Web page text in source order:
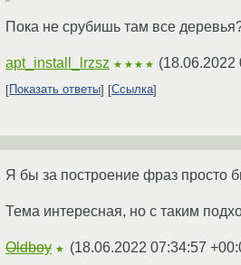
Пока не срубишь там все
apt_install_lrzsz ★★★★ (18.06.2022
Показать ответы Ссылка
Я бы за построение фраз просто
Тема интересная, но с таким
Oldboy ★ (18.06.2022 07:34:57